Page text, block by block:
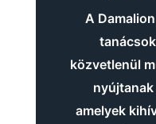
A
közvetlenül
amelyek